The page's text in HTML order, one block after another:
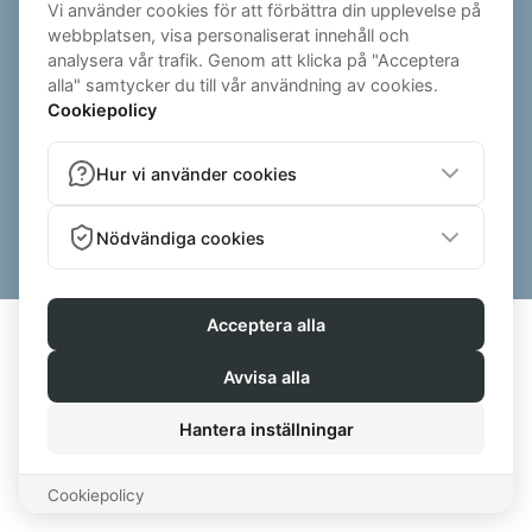
TRUSTPILOT ELLER SIMPLY REVIEW). I SÅDANA FALL SKICKAS
AUTOMATISKA INBJUDNINGAR UT TILL KONSUMENTER EFTER ETT
GENOMFÖRT KÖP ELLER COACHINGPROGRAM. DESSA PLATTFORMAR
ANVÄNDER SINA EGNA INTERNA KONTROLLSYSTEM FÖR ATT SÄKERSTÄLLA
RECENSIONERNAS ÄKTHET. VI KAN OCKSÅ VISA SKRIFTLIGA OMDÖMEN SOM
SKICKATS DIREKT TILL OSS VIA T.EX. E-POST, SOCIALA MEDIER ELLER DM.
FÖR DESSA OMDÖMEN GÖR VI SJÄLVA EN MANUELL KONTROLL INNAN DE
PUBLICERAS FÖR ATT SÄKERSTÄLLA ATT DE KOMMER FRÅN FAKTISKA
KLIENTER SOM HAR FÅTT COACHING. FÖR RECENSIONER SOM LÄMNAS UTAN
INBJUDAN ANVÄNDER DEN OBEROENDE PLATTFORMEN INTERNA
KONTROLLSYSTEM FÖR ATT SE TILL ATT DE ÄR ÄKTA. VI VARKEN KÖPER,
MANIPULERAR ELLER VÄLJER UT SPECIFIKA RECENSIONER FÖR ATT GE EN
VINKLAD BILD AV VÅRA TJÄNSTER.